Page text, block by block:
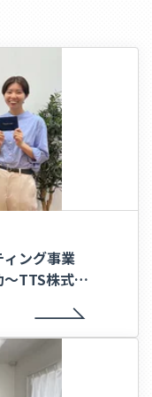
ング事業
TTS株式会